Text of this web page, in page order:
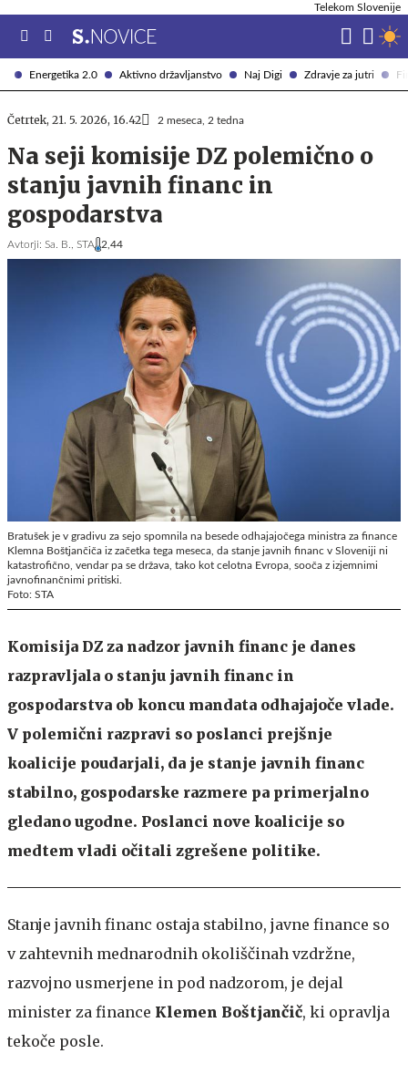
Energetika 2.0 Aktivno državljanstvo Naj Digi Zdravje za jutri
Telekom Slovenije
Četrtek, 21. 5. 2026, 16.42 2 meseca, 2 tedna
Na seji komisije DZ polemično o
stanju javnih financ in
gospodarstva
Avtorji: Sa. B., STA 2,44
Bratušek je v gradivu za sejo spomnila na besede odhajajočega ministra za finance
Klemna Boštjančiča iz začetka tega meseca, da stanje javnih financ v Sloveniji ni
katastrofično, vendar pa se država, tako kot celotna Evropa, sooča z izjemnimi
javnofinančnimi pritiski.
Foto: STA
Komisija DZ za nadzor javnih financ je danes
razpravljala o stanju javnih financ in
gospodarstva ob koncu mandata odhajajoče vlade.
V polemični razpravi so poslanci prejšnje
koalicije poudarjali, da je stanje javnih financ
stabilno, gospodarske razmere pa primerjalno
gledano ugodne. Poslanci nove koalicije so
medtem vladi očitali zgrešene politike.
Stanje javnih financ ostaja stabilno, javne finance so
v zahtevnih mednarodnih okoliščinah vzdržne,
razvojno usmerjene in pod nadzorom, je dejal
minister za finance Klemen Boštjančič, ki opravlja
tekoče posle.